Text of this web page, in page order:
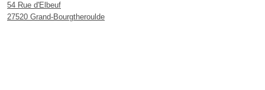
54 Rue d'Elbeuf
27520 Grand-Bourgtheroulde